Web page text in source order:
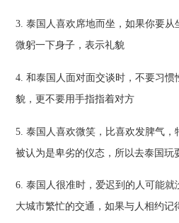
3. 泰国人喜欢席地而坐，如果你要
微躬一下身子，表示礼貌
4. 和泰国人面对面交谈时，不要习
貌，更不要用手指指着对方
5. 泰国人喜欢微笑，比喜欢发脾气，
被认为是卑劣的仪态，所以去泰国玩
6. 泰国人很准时，爱迟到的人可能
大城市繁忙的交通，如果与人相约记